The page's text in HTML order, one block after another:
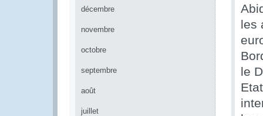
décembre
novembre
octobre
septembre
août
juillet
les
le